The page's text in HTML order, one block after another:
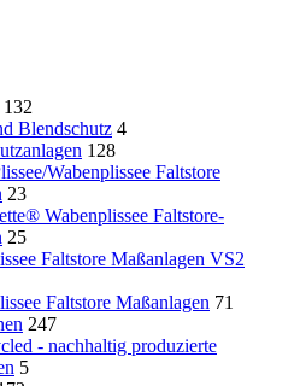
132
Blendschutz 4
128
Wabenplissee Faltstore
23
Wabenplissee Faltstore-
25
Faltstore Maßanlagen VS2
Faltstore Maßanlagen 71
247
- nachhaltig produzierte
5